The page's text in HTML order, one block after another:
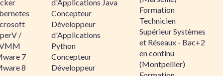
/
7
8
d'Applications Java
Concepteur
Développeur
d'Applications
Python
Concepteur
Développeur
Formation
Technicien
Supérieur Systèmes
et Réseaux - Bac+2
en continu
(Montpellier)